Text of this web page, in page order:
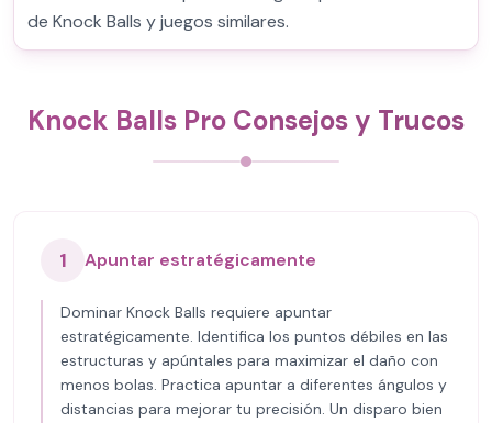
de Knock Balls y juegos similares.
Knock Balls Pro Consejos y Trucos
1 Apuntar estratégicamente
Dominar Knock Balls requiere apuntar
estratégicamente. Identifica los puntos débiles en las
estructuras y apúntales para maximizar el daño con
menos bolas. Practica apuntar a diferentes ángulos y
distancias para mejorar tu precisión. Un disparo bien